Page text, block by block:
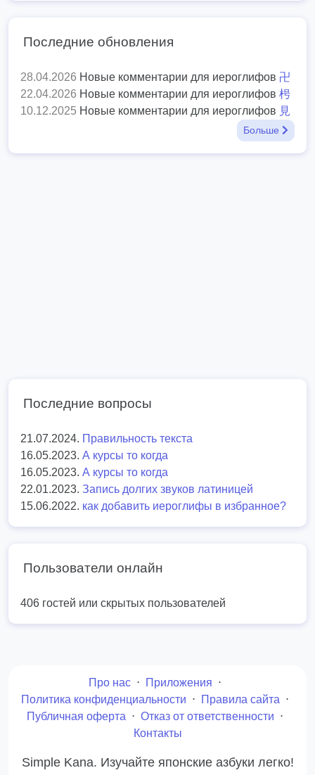
Последние обновления
28.04.2026 Новые комментарии для иероглифов 卍
22.04.2026 Новые комментарии для иероглифов 枵
10.12.2025 Новые комментарии для иероглифов 見
Больше
Последние вопросы
21.07.2024. Правильность текста
16.05.2023. А курсы то когда
16.05.2023. А курсы то когда
22.01.2023. Запись долгих звуков латиницей
15.06.2022. как добавить иероглифы в избранное?
Пользователи онлайн
406 гостей или скрытых пользователей
Про нас ⋅ Приложения ⋅
Политика конфиденциальности ⋅ Правила сайта ⋅
Публичная оферта ⋅ Отказ от ответственности ⋅
Контакты
Simple Kana. Изучайте японские азбуки легко!